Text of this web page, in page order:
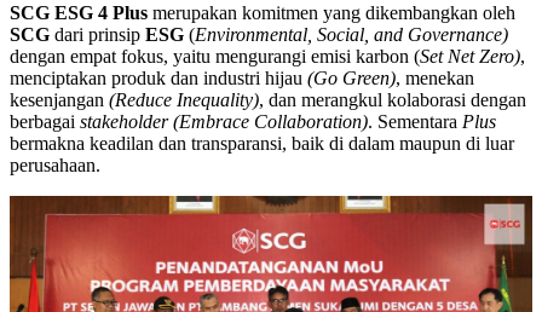
SCG ESG 4 Plus merupakan komitmen yang dikembangkan oleh
SCG dari prinsip ESG (Environmental, Social, and Governance)
dengan empat fokus, yaitu mengurangi emisi karbon (Set Net Zero),
menciptakan produk dan industri hijau (Go Green), menekan
kesenjangan (Reduce Inequality), dan merangkul kolaborasi dengan
berbagai stakeholder (Embrace Collaboration). Sementara Plus
bermakna keadilan dan transparansi, baik di dalam maupun di luar
perusahaan.